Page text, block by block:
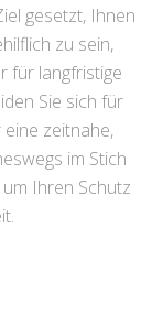
gesetzt, Ihnen
zu sein,
für langfristige
Sie sich für
zeitnahe,
im Stich
Ihren Schutz